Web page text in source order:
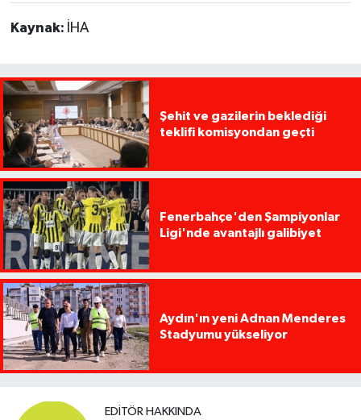
Kaynak: İHA
Şehit ve gazilerin beklediği
teklifi komisyondan geçti
Fenerbahçe'den Şampiyonlar
Ligi'nde avantajlı galibiyet
Aydın'ın yeni Adnan Menderes
Stadyumu yükseliyor
EDITÖR HAKKINDA